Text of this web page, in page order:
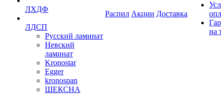
ЛХДФ
ЛДСП
Русский ламинат
Невский
ламинат
Kronostar
Egger
kronospan
ШЕКСНА
Распил Акции Доставка
на